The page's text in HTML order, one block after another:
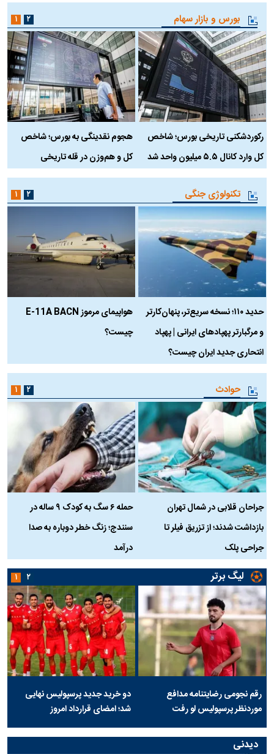
بورس و بازار سهام
رکوردشکنی تاریخی بورس؛ شاخص
کل وارد کانال ۵.۵ میلیون واحد شد
هجوم نقدینگی به بورس؛ شاخص
کل و هم‌وزن در قله تاریخی
۱ ۲
تکنولوژی جنگی
حدید ۱۱۰؛ نسخه سریع‌تر، پنهان‌کارتر
و مرگبارتر پهپادهای ایرانی | پهپاد
انتحاری جدید ایران چیست؟
هواپیمای مرموز E-11A BACN
چیست؟
۱ ۲
حوادث
جراحان قلابی در شمال تهران
بازداشت شدند؛ از تزریق فیلر تا
جراحی پلک
حمله ۶ سگ به کودک ۹ ساله در
سنندج؛ زنگ خطر دوباره به صدا
درآمد
۱ ۲
لیگ برتر
رقم نجومی رضایتنامه مدافع
موردنظر پرسپولیس لو رفت
دو خرید جدید پرسپولیس نهایی
شد؛ امضای قرارداد امروز
۱ ۲
دیدنی